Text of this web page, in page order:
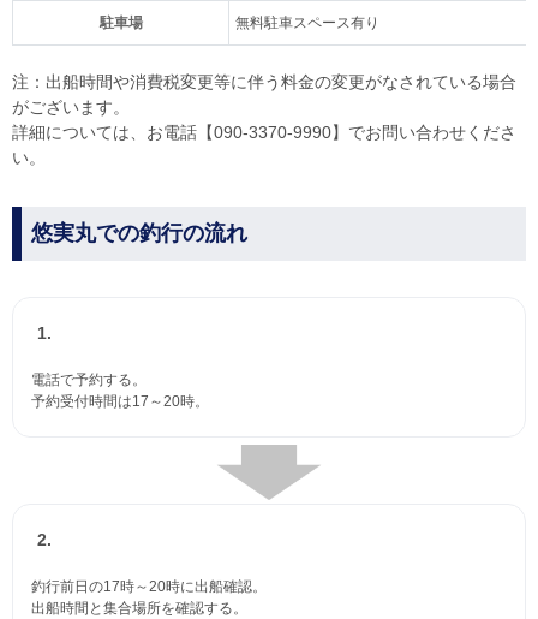
駐車場 無料駐車スペース有り
注：出船時間や消費税変更等に伴う料金の変更がなされている場合
がございます。
詳細については、お電話【090-3370-9990】でお問い合わせくださ
い。
悠実丸での釣行の流れ
1.
電話で予約する。
予約受付時間は17～20時。
2.
釣行前日の17時～20時に出船確認。
出船時間と集合場所を確認する。